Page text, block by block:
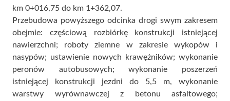
km 0+016,75 do km 1+362,07.
Przebudowa powyższego odcinka drogi swym zakresem
obejmie: częściową rozbiórkę konstrukcji istniejącej
nawierzchni; roboty ziemne w zakresie wykopów i
nasypów; ustawienie nowych krawężników; wykonanie
peronów autobusowych; wykonanie poszerzeń
istniejącej konstrukcji jezdni do 5,5 m, wykonanie
warstwy wyrównawczej z betonu asfaltowego;